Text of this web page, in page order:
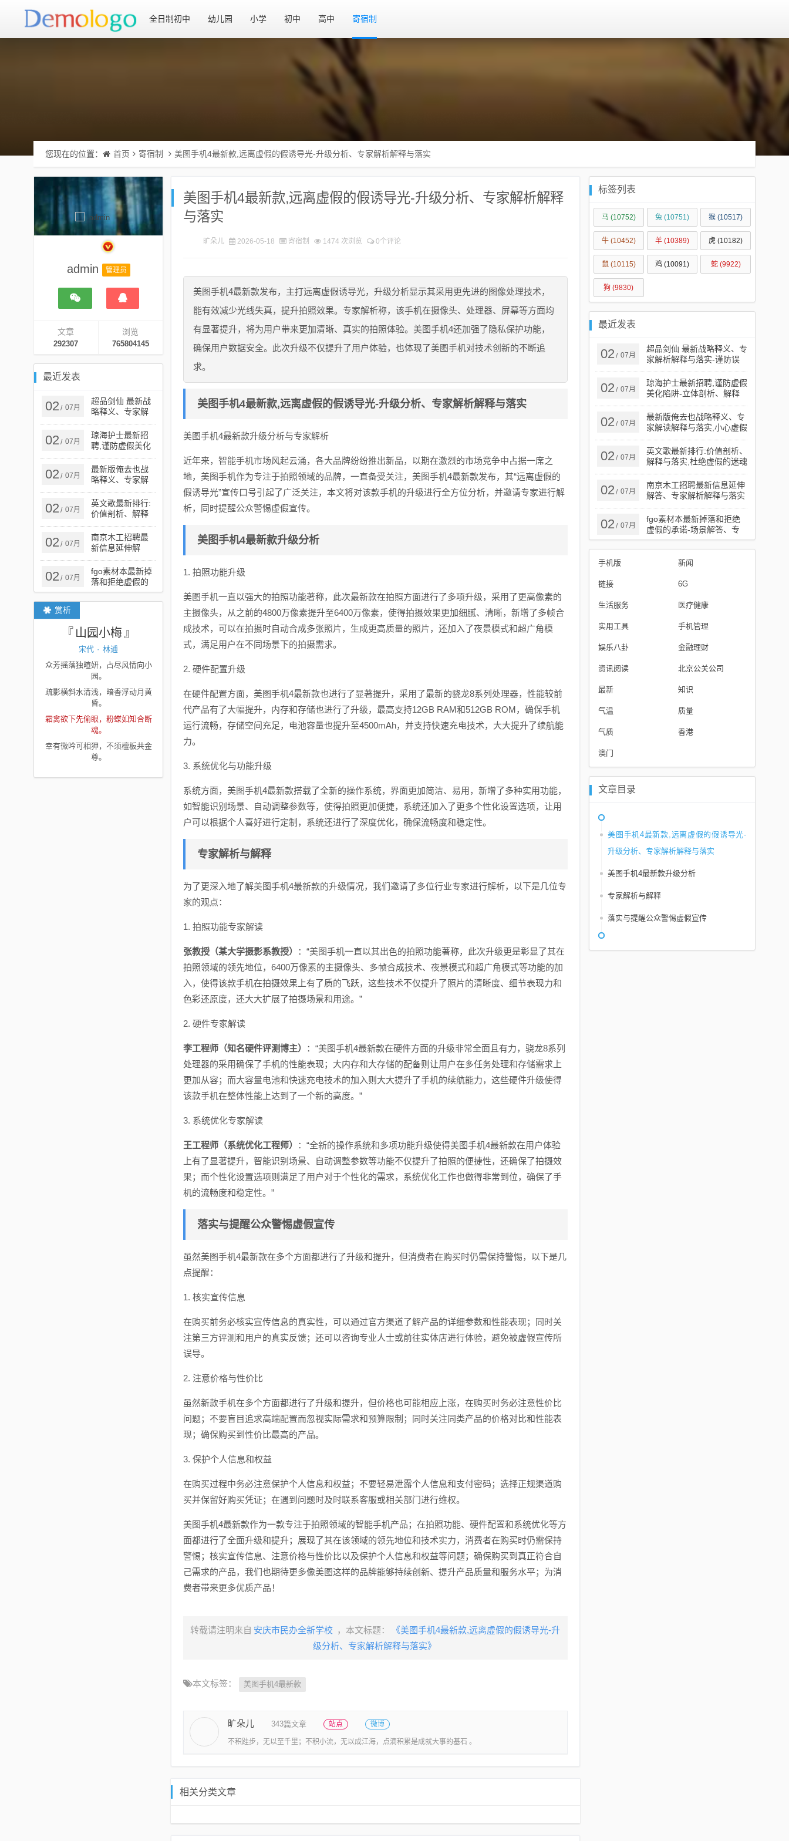
全日制初中 幼儿园 小学 初中 高中 寄宿制
您现在的位置： 首页 寄宿制 美图手机4最新款,远离虚假的假诱导光-升级分析、专家解析解释与落实
admin 管理员
文章
292307
浏览
765804145
最近发表
02 / 07月
超品剑仙 最新战
略释义、专家解
析解释与落实​-谨
防误导性宣传
02 / 07月
琼海护士最新招
聘,谨防虚假美化
陷阱-立体剖析、
解释与落实
02 / 07月
最新版俺去也战
略释义、专家解
读解释与落实​,小
心虚假蛊惑风险
02 / 07月
英文歌最新排行:
价值剖析、解释
与落实,杜绝虚假
的迷魂阵
02 / 07月
南京木工招聘最
新信息延伸解
答、专家解析解
释与落实​-小心误
导宣传风险
02 / 07月
fgo素材本最新掉
落和拒绝虚假的
承诺-场景解答、
专家解读解释与
赏析
山园小梅
宋代 · 林逋
众芳摇落独暄妍，占尽风情向小
园。
疏影横斜水清浅，暗香浮动月黄
昏。
霜禽欲下先偷眼，粉蝶如知合断
魂。
幸有微吟可相狎，不须檀板共金
尊。
美图手机4最新款,远离虚假的假诱导光-升级分析、专家解析解释
与落实
旷朵儿 2026-05-18 寄宿制 1474 次浏览 0个评论
美图手机4最新款发布，主打远离虚假诱导光，升级分析显示其采用更先进的图像处理技术，
能有效减少光线失真，提升拍照效果。专家解析称，该手机在摄像头、处理器、屏幕等方面均
有显著提升，将为用户带来更加清晰、真实的拍照体验。美图手机4还加强了隐私保护功能，
确保用户数据安全。此次升级不仅提升了用户体验，也体现了美图手机对技术创新的不断追
求。
美图手机4最新款,远离虚假的假诱导光-升级分析、专家解析解释与落实
美图手机4最新款升级分析与专家解析
近年来，智能手机市场风起云涌，各大品牌纷纷推出新品，以期在激烈的市场竞争中占据一席之
地，美图手机作为专注于拍照领域的品牌，一直备受关注，美图手机4最新款发布，其“远离虚假的
假诱导光”宣传口号引起了广泛关注，本文将对该款手机的升级进行全方位分析，并邀请专家进行解
析，同时提醒公众警惕虚假宣传。
美图手机4最新款升级分析
1. 拍照功能升级
美图手机一直以强大的拍照功能著称，此次最新款在拍照方面进行了多项升级，采用了更高像素的
主摄像头，从之前的4800万像素提升至6400万像素，使得拍摄效果更加细腻、清晰，新增了多帧合
成技术，可以在拍摄时自动合成多张照片，生成更高质量的照片，还加入了夜景模式和超广角模
式，满足用户在不同场景下的拍摄需求。
2. 硬件配置升级
在硬件配置方面，美图手机4最新款也进行了显著提升，采用了最新的骁龙8系列处理器，性能较前
代产品有了大幅提升，内存和存储也进行了升级，最高支持12GB RAM和512GB ROM，确保手机
运行流畅，存储空间充足，电池容量也提升至4500mAh，并支持快速充电技术，大大提升了续航能
力。
3. 系统优化与功能升级
系统方面，美图手机4最新款搭载了全新的操作系统，界面更加简洁、易用，新增了多种实用功能，
如智能识别场景、自动调整参数等，使得拍照更加便捷，系统还加入了更多个性化设置选项，让用
户可以根据个人喜好进行定制，系统还进行了深度优化，确保流畅度和稳定性。
专家解析与解释
为了更深入地了解美图手机4最新款的升级情况，我们邀请了多位行业专家进行解析，以下是几位专
家的观点：
1. 拍照功能专家解读
张教授（某大学摄影系教授）
：“美图手机一直以其出色的拍照功能著称，此次升级更是彰显了其在
拍照领域的领先地位，6400万像素的主摄像头、多帧合成技术、夜景模式和超广角模式等功能的加
入，使得该款手机在拍摄效果上有了质的飞跃，这些技术不仅提升了照片的清晰度、细节表现力和
色彩还原度，还大大扩展了拍摄场景和用途。”
2. 硬件专家解读
李工程师（知名硬件评测博主）
：“美图手机4最新款在硬件方面的升级非常全面且有力，骁龙8系列
处理器的采用确保了手机的性能表现；大内存和大存储的配备则让用户在多任务处理和存储需求上
更加从容；而大容量电池和快速充电技术的加入则大大提升了手机的续航能力，这些硬件升级使得
该款手机在整体性能上达到了一个新的高度。”
3. 系统优化专家解读
王工程师（系统优化工程师）
：“全新的操作系统和多项功能升级使得美图手机4最新款在用户体验
上有了显著提升，智能识别场景、自动调整参数等功能不仅提升了拍照的便捷性，还确保了拍摄效
果；而个性化设置选项则满足了用户对于个性化的需求，系统优化工作也做得非常到位，确保了手
机的流畅度和稳定性。”
落实与提醒公众警惕虚假宣传
虽然美图手机4最新款在多个方面都进行了升级和提升，但消费者在购买时仍需保持警惕，以下是几
点提醒：
1. 核实宣传信息
在购买前务必核实宣传信息的真实性，可以通过官方渠道了解产品的详细参数和性能表现；同时关
注第三方评测和用户的真实反馈；还可以咨询专业人士或前往实体店进行体验，避免被虚假宣传所
误导。
2. 注意价格与性价比
虽然新款手机在多个方面都进行了升级和提升，但价格也可能相应上涨，在购买时务必注意性价比
问题；不要盲目追求高端配置而忽视实际需求和预算限制；同时关注同类产品的价格对比和性能表
现；确保购买到性价比最高的产品。
3. 保护个人信息和权益
在购买过程中务必注意保护个人信息和权益；不要轻易泄露个人信息和支付密码；选择正规渠道购
买并保留好购买凭证；在遇到问题时及时联系客服或相关部门进行维权。
美图手机4最新款作为一款专注于拍照领域的智能手机产品；在拍照功能、硬件配置和系统优化等方
面都进行了全面升级和提升；展现了其在该领域的领先地位和技术实力，消费者在购买时仍需保持
警惕；核实宣传信息、注意价格与性价比以及保护个人信息和权益等问题；确保购买到真正符合自
己需求的产品，我们也期待更多像美图这样的品牌能够持续创新、提升产品质量和服务水平；为消
费者带来更多优质产品！
转载请注明来自 安庆市民办全新学校 ，本文标题：
《美图手机4最新款,远离虚假的假诱导光-升
级分析、专家解析解释与落实》
本文标签： 美图手机4最新款
旷朵儿 343篇文章 站点 微博
不积跬步，无以至千里；不积小流，无以成江海，点滴积累是成就大事的基石 。
相关分类文章
标签列表
马 (10752) 兔 (10751) 猴 (10517)
牛(10452) 羊 (10389) 虎 (10182)
鼠(10115) 鸡 (10091) 蛇(9922)
狗 (9830)
最近发表
02 / 07月
超品剑仙 最新战略释义、专
家解析解释与落实​-谨防误
导性宣传
02 / 07月
琼海护士最新招聘,谨防虚假
美化陷阱-立体剖析、解释
与落实
02 / 07月
最新版俺去也战略释义、专
家解读解释与落实​,小心虚假
蛊惑风险
02 / 07月
英文歌最新排行:价值剖析、
解释与落实,杜绝虚假的迷魂
阵
02 / 07月
南京木工招聘最新信息延伸
解答、专家解析解释与落实​
-小心误导宣传风险
02 / 07月
fgo素材本最新掉落和拒绝
虚假的承诺-场景解答、专
家解读解释与落实
手机版 新闻
链接 6G
生活服务 医疗健康
实用工具 手机管理
娱乐八卦 金融理财
资讯阅读 北京公关公司
最新 知识
气温 质量
气质 香港
澳门
文章目录
美图手机4最新款,远离虚假的假诱导光-
升级分析、专家解析解释与落实
美图手机4最新款升级分析
专家解析与解释
落实与提醒公众警惕虚假宣传